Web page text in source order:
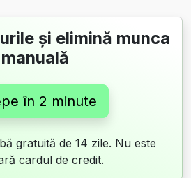
și elimină munca
manuală
în 2 minute
gratuită de 14 zile. Nu este
cardul de credit.